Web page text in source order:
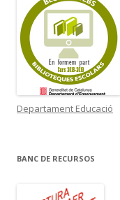
Departament Educació
BANC DE RECURSOS